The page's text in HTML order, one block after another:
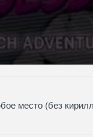
место (без